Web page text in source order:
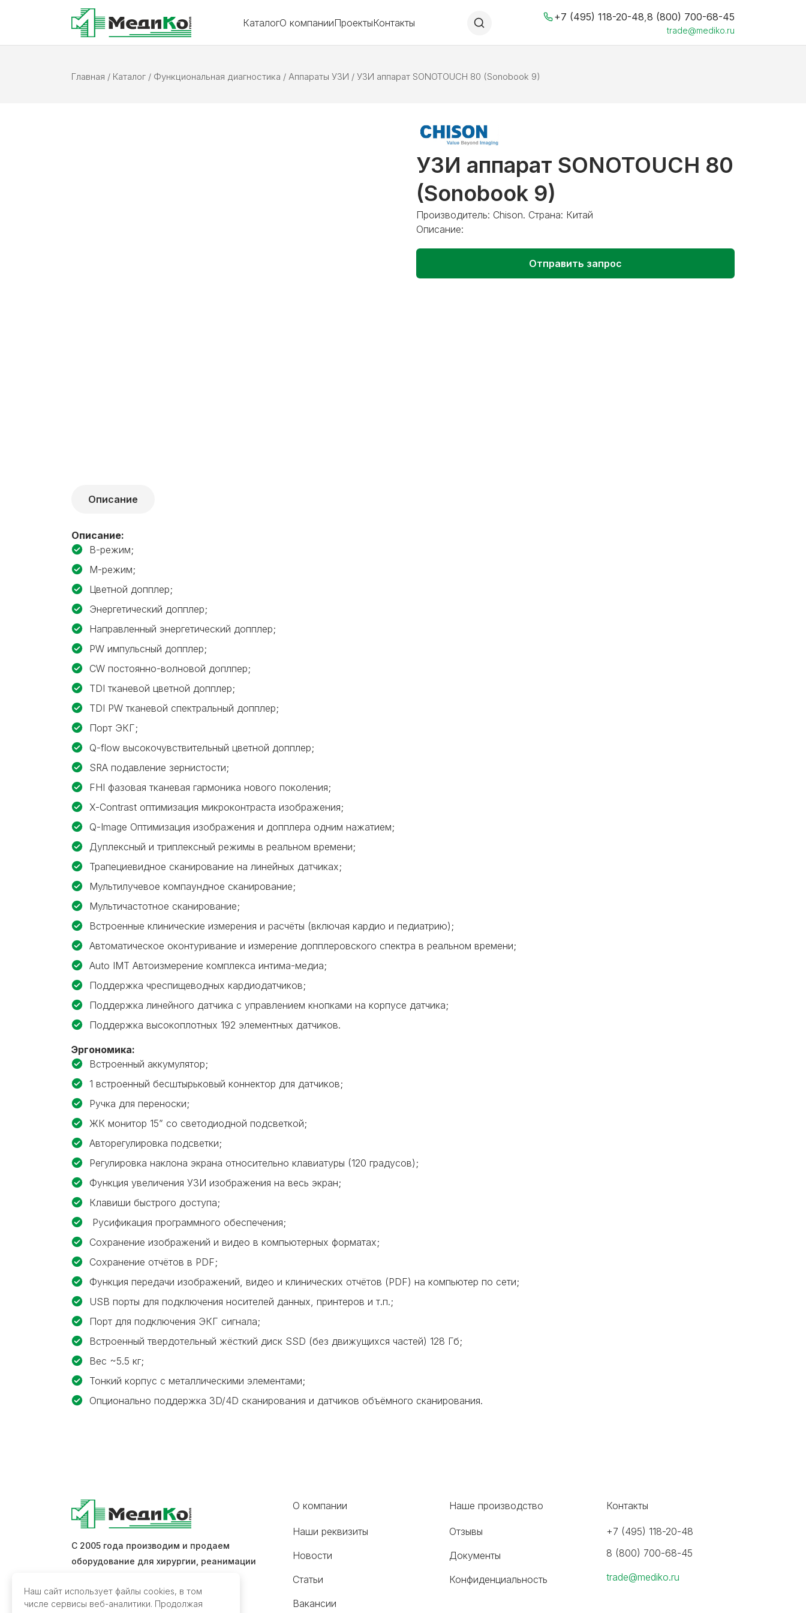
КаталогО компанииПроектыКонтакты
+7 (495) 118-20-48 8 (800) 700-68-45
trade@mediko.ru
Главная / Каталог / Функциональная диагностика / Аппараты УЗИ / УЗИ аппарат SONOTOUCH 80 (Sonobook 9)
УЗИ аппарат SONOTOUCH 80
(Sonobook 9)
Производитель: Chison. Страна: Китай
Описание:
Отправить запрос
Описание
Описание:
В-режим;
М-режим;
Цветной допплер;
Энергетический допплер;
Направленный энергетический допплер;
PW импульсный допплер;
CW постоянно-волновой доплпер;
TDI тканевой цветной допплер;
TDI PW тканевой спектральный допплер;
Порт ЭКГ;
Q-flow высокочувствительный цветной допплер;
SRA подавление зернистости;
FHI фазовая тканевая гармоника нового поколения;
X-Contrast оптимизация микроконтраста изображения;
Q-Image Оптимизация изображения и допплера одним нажатием;
Дуплексный и триплексный режимы в реальном времени;
Трапециевидное сканирование на линейных датчиках;
Мультилучевое компаундное сканирование;
Мультичастотное сканирование;
Встроенные клинические измерения и расчёты (включая кардио и педиатрию);
Автоматическое оконтуривание и измерение допплеровского спектра в реальном времени;
Auto IMT Автоизмерение комплекса интима-медиа;
Поддержка чреспищеводных кардиодатчиков;
Поддержка линейного датчика с управлением кнопками на корпусе датчика;
Поддержка высокоплотных 192 элементных датчиков.
Эргономика:
Встроенный аккумулятор;
1 встроенный бесштырьковый коннектор для датчиков;
Ручка для переноски;
ЖК монитор 15” со светодиодной подсветкой;
Авторегулировка подсветки;
Регулировка наклона экрана относительно клавиатуры (120 градусов);
Функция увеличения УЗИ изображения на весь экран;
Клавиши быстрого доступа;
Русификация программного обеспечения;
Сохранение изображений и видео в компьютерных форматах;
Сохранение отчётов в PDF;
Функция передачи изображений, видео и клинических отчётов (PDF) на компьютер по сети;
USB порты для подключения носителей данных, принтеров и т.п.;
Порт для подключения ЭКГ сигнала;
Встроенный твердотельный жёсткий диск SSD (без движущихся частей) 128 Гб;
Вес ~5.5 кг;
Тонкий корпус с металлическими элементами;
Опционально поддержка 3D/4D сканирования и датчиков объёмного сканирования.
С 2005 года производим и продаем
оборудование для хирургии, реанимации
О компании
Наши реквизиты
Новости
Статьи
Вакансии
Наше производство
Отзывы
Документы
Конфиденциальность
Контакты
+7 (495) 118-20-48
8 (800) 700-68-45
trade@mediko.ru
Наш сайт использует файлы cookies, в том
числе сервисы веб-аналитики. Продолжая